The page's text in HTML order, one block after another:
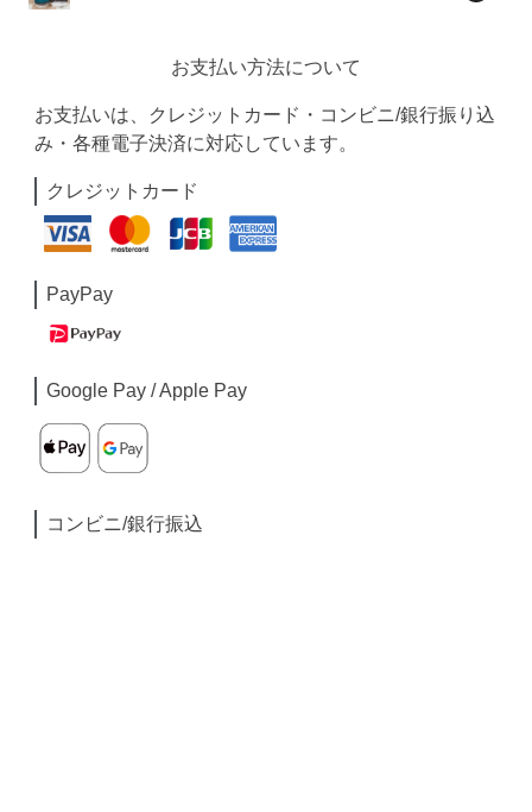
お支払い方法について
お支払いは、クレジットカード・コンビニ/銀行振り込
み・各種電子決済に対応しています。
クレジットカード
PayPay
Google Pay / Apple Pay
コンビニ/銀行振込